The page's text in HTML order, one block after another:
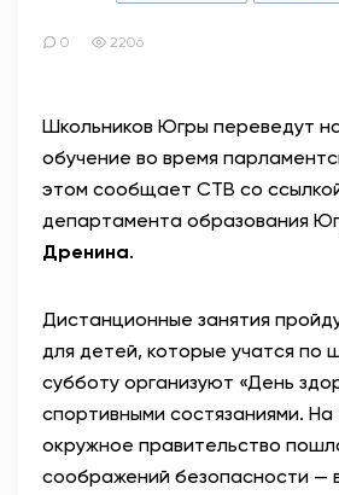
АНТИТЕРРОР
82,17
0 2206
Школьников Югры переведут
обучение во время
этом сообщает СТВ со
департамента образования
Дренина.
Дистанционные занятия
для детей, которые учатся по
субботу организуют «День
спортивными состязаниями. На
окружное правительство
соображений безопасности —